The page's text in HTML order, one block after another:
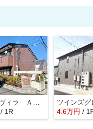
/ 1R 4.6万円 /